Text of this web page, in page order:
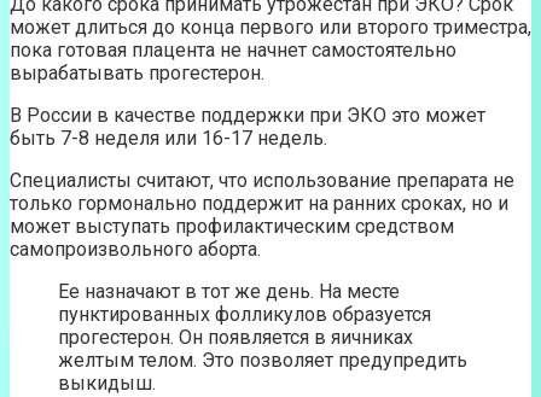
До какого срока принимать утрожестан при ЭКО? Срок
может длиться до конца первого или второго триместра,
пока готовая плацента не начнет самостоятельно
вырабатывать прогестерон.
В России в качестве поддержки при ЭКО это может
быть 7-8 неделя или 16-17 недель.
Специалисты считают, что использование препарата не
только гормонально поддержит на ранних сроках, но и
может выступать профилактическим средством
самопроизвольного аборта.
Ее назначают в тот же день. На месте
пунктированных фолликулов образуется
прогестерон. Он появляется в яичниках
желтым телом. Это позволяет предупредить
выкидыш.